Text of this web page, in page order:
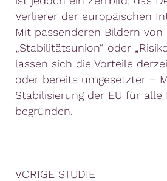
Verlierer der europäischen
Mit passenderen Bildern von
„Stabilitätsunion“ oder
lassen sich die Vorteile
oder bereits umgesetzter −
Stabilisierung der EU für alle
begründen.
VORIGE STUDIE